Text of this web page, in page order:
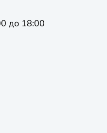
до 18:00